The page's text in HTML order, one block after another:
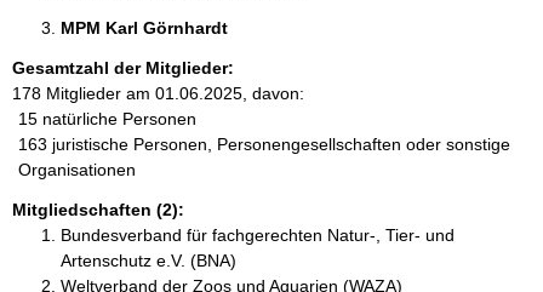
MPM Karl Görnhardt
Gesamtzahl der Mitglieder:
178 Mitglieder am 01.06.2025, davon:
15 natürliche Personen
163 juristische Personen, Personengesellschaften oder sonstige
Organisationen
Mitgliedschaften (2):
Bundesverband für fachgerechten Natur-, Tier- und
Artenschutz e.V. (BNA)
Weltverband der Zoos und Aquarien (WAZA)